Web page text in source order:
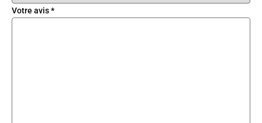
Votre avis*